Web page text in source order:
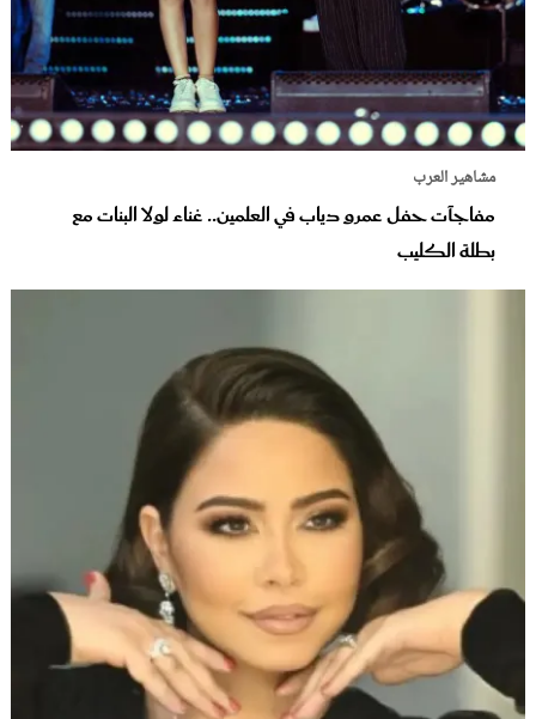
مشاهير العرب
مفاجآت حفل عمرو دياب في العلمين.. غناء لولا البنات مع
بطلة الكليب